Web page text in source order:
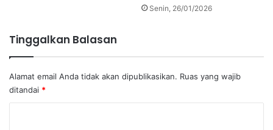
Senin, 26/01/2026
Tinggalkan Balasan
Alamat email Anda tidak akan dipublikasikan. Ruas yang wajib
ditandai *